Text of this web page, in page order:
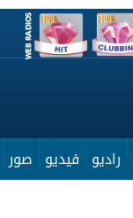
راديو فيديو صور